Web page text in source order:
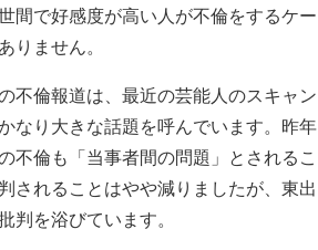
間で好感度が高い人が不倫をするケー
りません。
不倫報道は、最近の芸能人のスキャン
なり大きな話題を呼んでいます。昨年
不倫も「当事者間の問題」とされるこ
されることはやや減りましたが、東出
判を浴びています。